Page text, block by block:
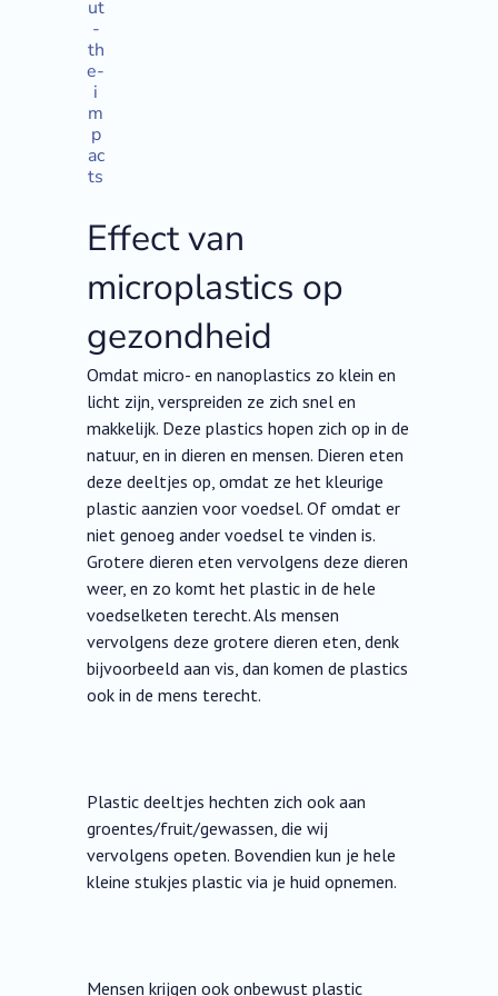
ut
-
th
e-
i
m
p
ac
ts
Effect van
microplastics op
gezondheid
Omdat micro- en nanoplastics zo klein en
licht zijn, verspreiden ze zich snel en
makkelijk. Deze plastics hopen zich op in de
natuur, en in dieren en mensen. Dieren eten
deze deeltjes op, omdat ze het kleurige
plastic aanzien voor voedsel. Of omdat er
niet genoeg ander voedsel te vinden is.
Grotere dieren eten vervolgens deze dieren
weer, en zo komt het plastic in de hele
voedselketen terecht. Als mensen
vervolgens deze grotere dieren eten, denk
bijvoorbeeld aan vis, dan komen de plastics
ook in de mens terecht.
Plastic deeltjes hechten zich ook aan
groentes/fruit/gewassen, die wij
vervolgens opeten. Bovendien kun je hele
kleine stukjes plastic via je huid opnemen.
Mensen krijgen ook onbewust plastic